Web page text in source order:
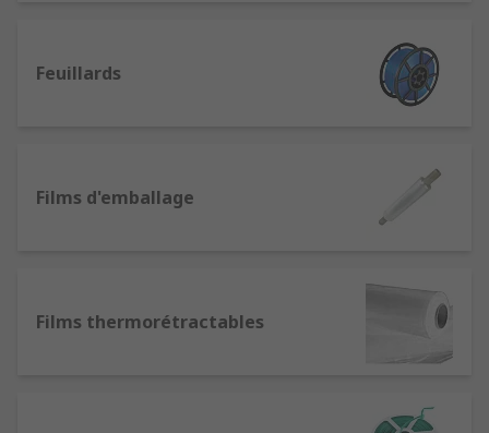
Feuillards
Films d'emballage
Films thermorétractables